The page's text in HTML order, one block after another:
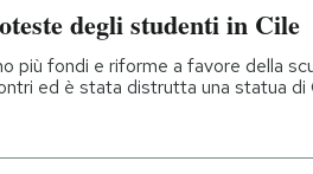
degli studenti in Cile
più fondi e riforme a favore della
ed è stata distrutta una statua di